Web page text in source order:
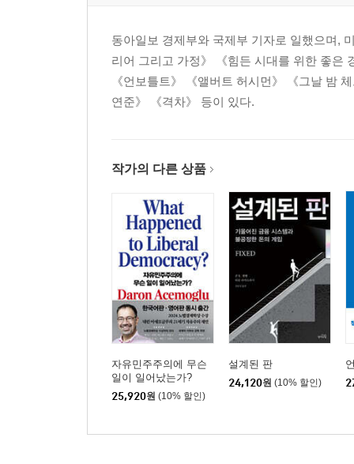
동아일보 경제부와 국제부 기자로 일했으며,
리어 그리고 가정》 《힘든 시대를 위한 좋은
《언보틀트》 《앨버트 허시먼》 《그날 밤
연준》 《격차》 등이 있다.
작가의 다른 상품
자유민주주의에 무슨
일이 일어났는가?
25,920원 (10% 할인)
설계된 판
24,120원 (10% 할인)